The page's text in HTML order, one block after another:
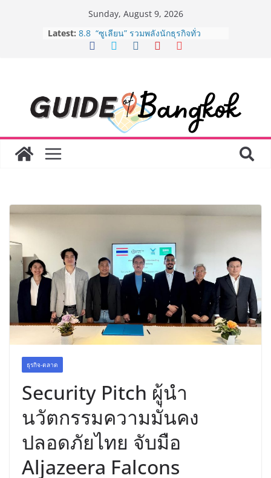
Sunday, August 9, 2026
Latest: Guangzhou Yinghao School เผยวิสัย
ทัศน์การศึกษาที่พร้อมรับอนาคต “เราไม่
8.8 “ซูเลียน” รวมพลังนักธุรกิจทั่ว
ประเทศ จัดประชุมใหญ่แห่งปี พบ CEO
“ดร.ปิยะวัฒน์” ถ่ายทอดวิสัยทัศน์ธุรกิจ
พร้อมฟรีคอนเสิร์ต “โชค รถแห่” ยกวง
AirAsia X SEE FAH พันธมิตรทางธุรกิจ
“BIO TRADE CONNECT 2026” ยก
ระดับผลิตภัณฑ์ท้องถิ่นสู่ตลาดเชิง
LORDNINE จัดศึกคนดังสายเกม ไทย
ปะทะ ฟิลิปปินส์ ใน “Rise of the Tenth
Lord” เปิดสงครามกิลด์ข้ามประเทศ
ฉลองเซิร์ฟเวอร์ใหม่ เฮเลนา
ธุรกิจ-ตลาด
Security Pitch ผู้นำ
นวัตกรรมความมั่นคง
ปลอดภัยไทย จับมือ
Aljazeera Falcons